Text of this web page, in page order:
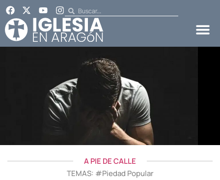
A PIE DE CALLE
TEMAS: #Piedad Popular